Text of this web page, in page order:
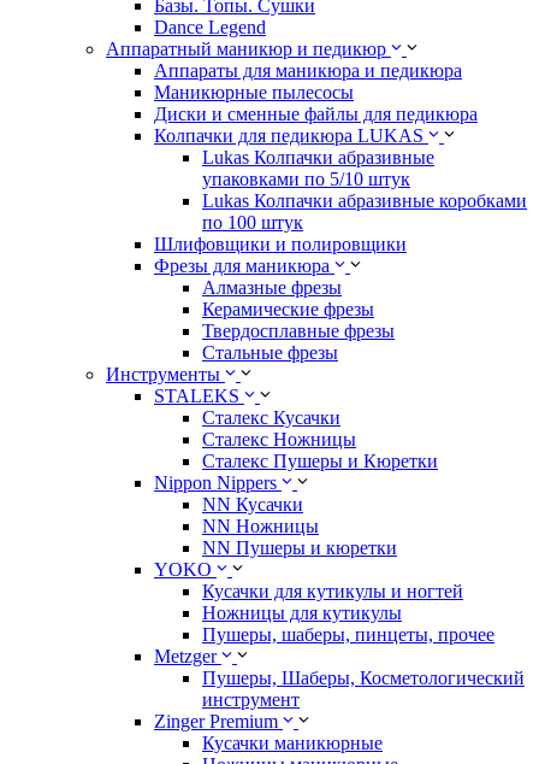
Базы. Топы. Сушки
Dance Legend
Аппаратный маникюр и педикюр
Аппараты для маникюра и педикюра
Маникюрные пылесосы
Диски и сменные файлы для педикюра
Колпачки для педикюра LUKAS
Lukas Колпачки абразивные
упаковками по 5/10 штук
Lukas Колпачки абразивные коробками
по 100 штук
Шлифовщики и полировщики
Фрезы для маникюра
Алмазные фрезы
Керамические фрезы
Твердосплавные фрезы
Стальные фрезы
Инструменты
STALEKS
Сталекс Кусачки
Сталекс Ножницы
Сталекс Пушеры и Кюретки
Nippon Nippers
NN Кусачки
NN Ножницы
NN Пушеры и кюретки
YOKO
Кусачки для кутикулы и ногтей
Ножницы для кутикулы
Пушеры, шаберы, пинцеты, прочее
Metzger
Пушеры, Шаберы, Косметологический
инструмент
Zinger Premium
Кусачки маникюрные